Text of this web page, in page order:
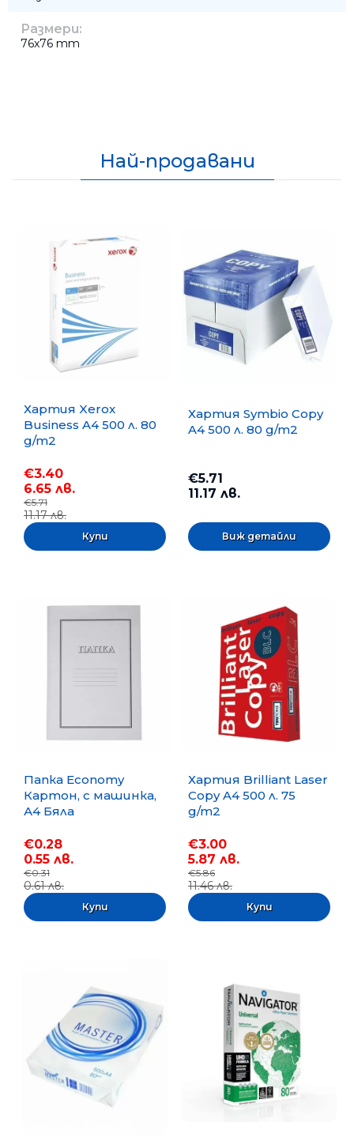
Размери:
76x76 mm
Най-продавани
Хартия Xerox
Business A4 500 л. 80
g/m2
€3.40
6.65 лв.
€5.71
11.17 лв.
Хартия Symbio Copy
A4 500 л. 80 g/m2
€5.71
11.17 лв.
Виж детайли
Папка Economy
Картон, с машинка,
А4 Бяла
€0.28
0.55 лв.
€0.31
0.61 лв.
Хартия Brilliant Laser
Copy A4 500 л. 75
g/m2
€3.00
5.87 лв.
€5.86
11.46 лв.